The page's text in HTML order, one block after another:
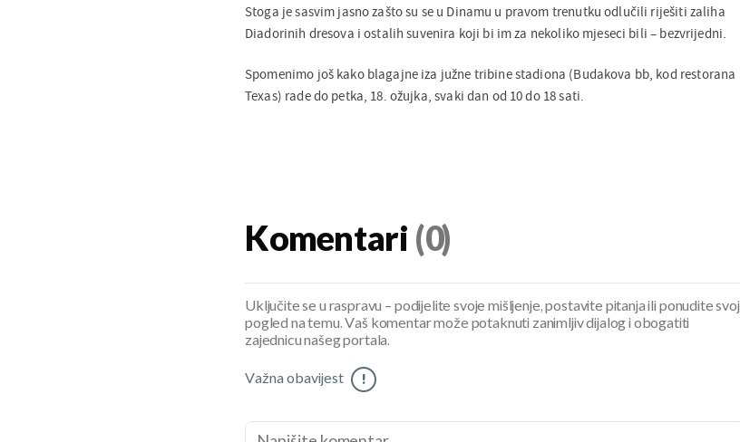
Stoga je sasvim jasno zašto su se u Dinamu u pravom trenutku odlučili riješiti zaliha
Diadorinih dresova i ostalih suvenira koji bi im za nekoliko mjeseci bili – bezvrijedni.
Spomenimo još kako blagajne iza južne tribine stadiona (Budakova bb, kod restorana
Texas) rade do petka, 18. ožujka, svaki dan od 10 do 18 sati.
Komentari (0)
Uključite se u raspravu – podijelite svoje mišljenje, postavite pitanja ili ponudite svoj
pogled na temu. Vaš komentar može potaknuti zanimljiv dijalog i obogatiti
zajednicu našeg portala.
Važna obavijest !